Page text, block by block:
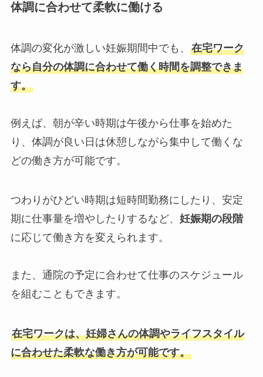
体調に合わせて柔軟に働ける
体調の変化が激しい妊娠期間中でも、 在宅ワーク
なら自分の体調に合わせて働く時間を調整できま
す。
例えば、朝が辛い時期は午後から仕事を始めた
り、体調が良い日は休憩しながら集中して働くな
どの働き方が可能です。
つわりがひどい時期は短時間勤務にしたり、安定
期に仕事量を増やしたりするなど、 妊娠期の段階
に応じて働き方を変えられます。
また、通院の予定に合わせて仕事のスケジュール
を組むこともできます。
在宅ワークは、妊婦さんの体調やライフスタイル
に合わせた柔軟な働き方が可能です。